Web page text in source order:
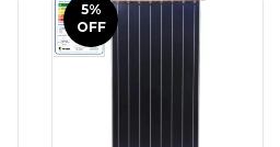
5%
OFF